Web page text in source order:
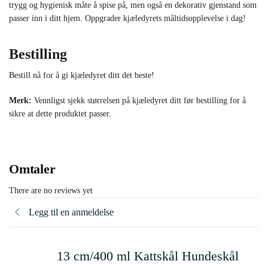
trygg og hygienisk måte å spise på, men også en dekorativ gjenstand som
passer inn i ditt hjem. Oppgrader kjæledyrets måltidsopplevelse i dag!
Bestilling
Bestill nå for å gi kjæledyret ditt det beste!
Merk: Vennligst sjekk størrelsen på kjæledyret ditt før bestilling for å
sikre at dette produktet passer.
Omtaler
There are no reviews yet
Legg til en anmeldelse
13 cm/400 ml Kattskål Hundeskål